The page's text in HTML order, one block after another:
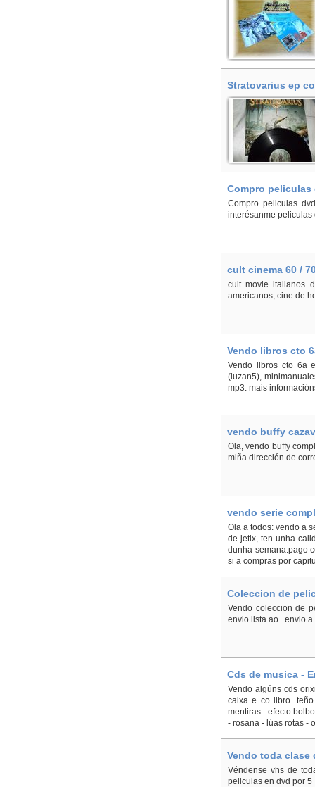
Stratovarius ep
Compro peliculas
Compro peliculas
interésanme peliculas
cult cinema 60 /
cult movie italianos
americanos, cine de
Vendo libros cto
Vendo libros cto 6a
(luzan5),
mp3. mais
vendo buffy
Ola, vendo buffy
miña dirección de
vendo serie
Ola a todos: vendo a
de jetix, ten unha
dunha semana.pago
si a compras por
Coleccion de
Vendo coleccion de
envio lista ao . envio
Cds de musica -
Vendo algúns cds
caixa e co libro.
mentiras - efecto
- rosana - lúas rotas -
Vendo toda clase
Véndense vhs de
peliculas en dvd por